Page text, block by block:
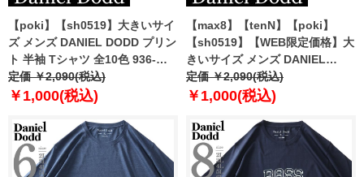
【poki】【sh0519】大きいサイ
ズ メンズ DANIEL DODD プリン
ト 半袖 Tシャツ 全10色 936-
t2202pt4
定価 ￥2,090(税込)
￥1,000(税込)
【max8】【tenN】【poki】
【sh0519】【WEB限定価格】大
きいサイズ メンズ DANIEL
DODD 半袖 Tシャツ 無地 半袖T
シャツ 10L対応 azt-009005 緊急
定価 ￥2,090(税込)
￥1,000(税込)